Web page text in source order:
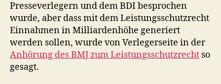
Presseverlegern und dem BDI besprochen
wurde, aber dass mit dem Leistungsschutzrecht
Einnahmen in Milliardenhöhe generiert
werden sollen, wurde von Verlegerseite in der
Anhörung des BMJ zum Leistungsschutzrecht so
gesagt.